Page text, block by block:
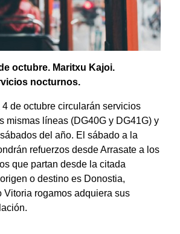
octubre. Maritxu Kajoi.
nocturnos.
4 de octubre circularán servicios
mismas líneas (DG40G y DG41G) y
del año. El sábado a la
refuerzos desde Arrasate a los
que partan desde la citada
o destino es Donostia,
Vitoria rogamos adquiera sus